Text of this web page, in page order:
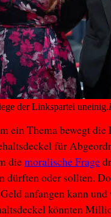
der Linkspartei uneinig.
ein Thema bewegt
für
diemoralische Frage
dürften oder sollten.
anfangen kann
könnten